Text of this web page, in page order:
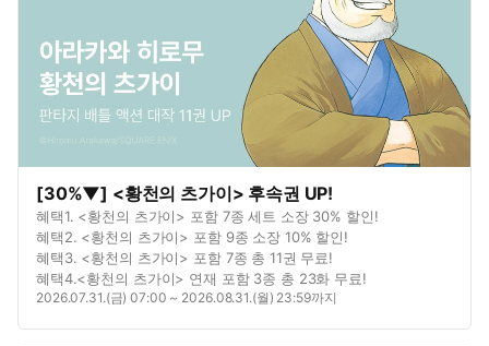
[30%▼] <황천의 츠가이> 후속권 UP!
혜택1. <황천의 츠가이> 포함 7종 세트 소장 30% 할인!
혜택2. <황천의 츠가이> 포함 9종 소장 10% 할인!
혜택3. <황천의 츠가이> 포함 7종 총 11권 무료!
혜택4.<황천의 츠가이> 연재 포함 3종 총 23화 무료!
2026.07.31.(금) 07:00 ~ 2026.08.31.(월) 23:59까지